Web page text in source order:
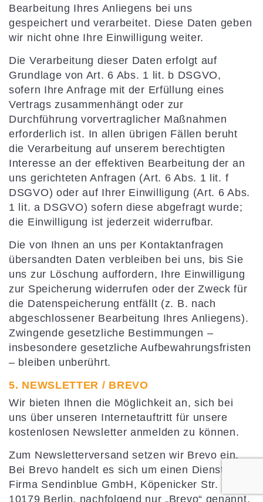
Bearbeitung Ihres Anliegens bei uns
gespeichert und verarbeitet. Diese Daten geben
wir nicht ohne Ihre Einwilligung weiter.
Die Verarbeitung dieser Daten erfolgt auf
Grundlage von Art. 6 Abs. 1 lit. b DSGVO,
sofern Ihre Anfrage mit der Erfüllung eines
Vertrags zusammenhängt oder zur
Durchführung vorvertraglicher Maßnahmen
erforderlich ist. In allen übrigen Fällen beruht
die Verarbeitung auf unserem berechtigten
Interesse an der effektiven Bearbeitung der an
uns gerichteten Anfragen (Art. 6 Abs. 1 lit. f
DSGVO) oder auf Ihrer Einwilligung (Art. 6 Abs.
1 lit. a DSGVO) sofern diese abgefragt wurde;
die Einwilligung ist jederzeit widerrufbar.
Die von Ihnen an uns per Kontaktanfragen
übersandten Daten verbleiben bei uns, bis Sie
uns zur Löschung auffordern, Ihre Einwilligung
zur Speicherung widerrufen oder der Zweck für
die Datenspeicherung entfällt (z. B. nach
abgeschlossener Bearbeitung Ihres Anliegens).
Zwingende gesetzliche Bestimmungen –
insbesondere gesetzliche Aufbewahrungsfristen
– bleiben unberührt.
5. NEWSLETTER / BREVO
Wir bieten Ihnen die Möglichkeit an, sich bei
uns über unseren Internetauftritt für unsere
kostenlosen Newsletter anmelden zu können.
Zum Newsletterversand setzen wir Brevo ein.
Bei Brevo handelt es sich um einen Dienst der
Firma Sendinblue GmbH, Köpenicker Str. 126,
10179 Berlin, nachfolgend nur „Brevo“ genannt.